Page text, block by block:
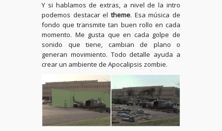
Y si hablamos de extras, a nivel de la intro
podemos destacar eltheme. Esa música de
fondo que transmite tan buen rollo en cada
momento. Me gusta que en cada golpe de
sonido que tiene, cambian de plano o
generan movimiento. Todo detalle ayuda a
crear un ambiente de Apocalipsis zombie.